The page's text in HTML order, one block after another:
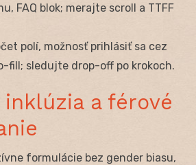
FAQ blok; merajte scroll a TTFF
polí, možnosť prihlásiť sa cez
fill; sledujte drop-off po krokoch.
a férové
formulácie bez gender biasu,